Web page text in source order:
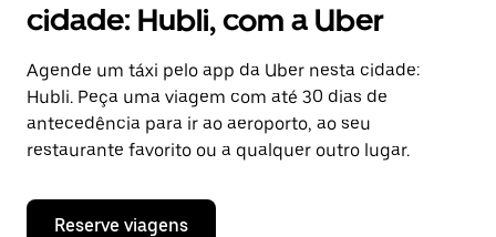
cidade: Hubli, com a Uber
Agende um táxi pelo app da Uber nesta cidade:
Hubli. Peça uma viagem com até 30 dias de
antecedência para ir ao aeroporto, ao seu
restaurante favorito ou a qualquer outro lugar.
Reserve viagens